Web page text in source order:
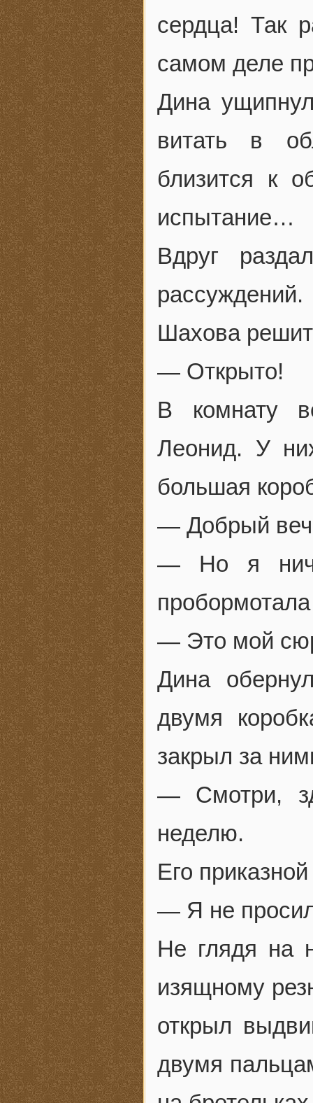
сердца! Так
самом деле
Дина
витать в
близится к
испытание…
Вдруг
рассуждений.
Шахова
— Открыто!
В комнату
Леонид. У
большая
— Добрый
— Но я
— Это мой
Дина
двумя
закрыл за
— Смотри,
неделю.
Его
— Я не
Не глядя на
изящному
открыл
двумя